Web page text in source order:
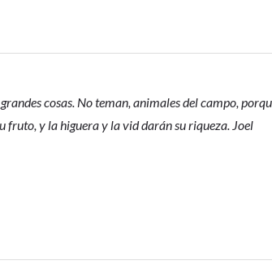
cosas. No teman, animales del campo,
fruto, y la higuera y la vid darán su riqueza. Joel